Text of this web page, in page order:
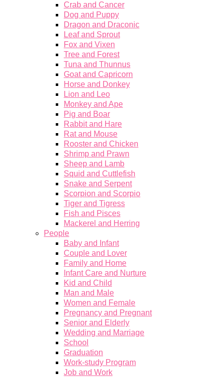
Crab and Cancer
Dog and Puppy
Dragon and Draconic
Leaf and Sprout
Fox and Vixen
Tree and Forest
Tuna and Thunnus
Goat and Capricorn
Horse and Donkey
Lion and Leo
Monkey and Ape
Pig and Boar
Rabbit and Hare
Rat and Mouse
Rooster and Chicken
Shrimp and Prawn
Sheep and Lamb
Squid and Cuttlefish
Snake and Serpent
Scorpion and Scorpio
Tiger and Tigress
Fish and Pisces
Mackerel and Herring
People
Baby and Infant
Couple and Lover
Family and Home
Infant Care and Nurture
Kid and Child
Man and Male
Women and Female
Pregnancy and Pregnant
Senior and Elderly
Wedding and Marriage
School
Graduation
Work-study Program
Job and Work